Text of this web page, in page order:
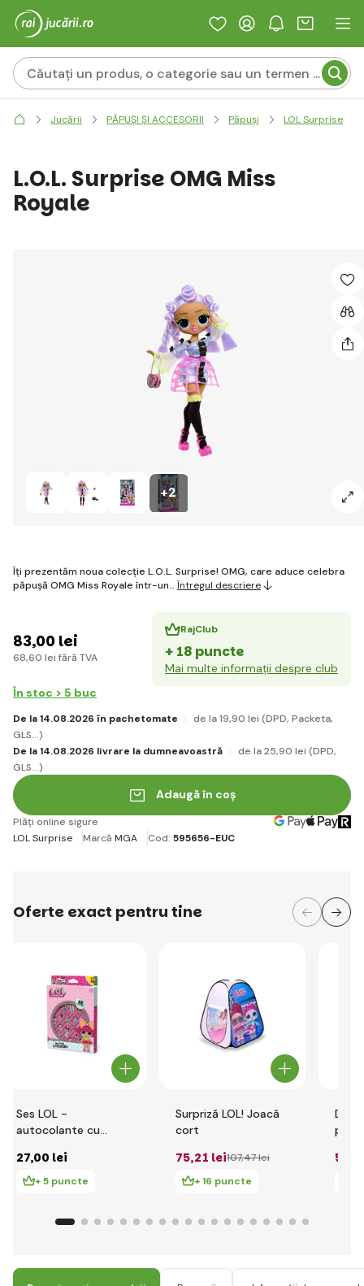
Jucării PĂPUȘI ȘI ACCESORII Păpuși LOL Surprise
+2
L.O.L. Surprise OMG Miss
Royale
Îți prezentăm noua colecție L.O.L. Surprise! OMG, care aduce celebra
păpușă OMG Miss Royale într-un… Întregul descriere
83,00 lei
68,60 lei fără TVA
RajClub
+ 18 puncte
Mai multe informații despre club
În stoc > 5 buc
De la 14.08.2026 în pachetomate de la 19,90 lei (DPD, Packeta,
GLS...)
De la 14.08.2026 livrare la dumneavoastră
de la 25,90 lei (DPD,
GLS...)
Adaugă în coș
Plăți online sigure
LOL Surprise
Marcă MGA Cod: 595656-EUC
Oferte exact pentru tine
Ses LOL -
autocolante cu
27,00 lei
+ 5 puncte
Surpriză LOL! Joacă
cort
75,21 lei107,47 lei
+ 16 puncte
Dino
589